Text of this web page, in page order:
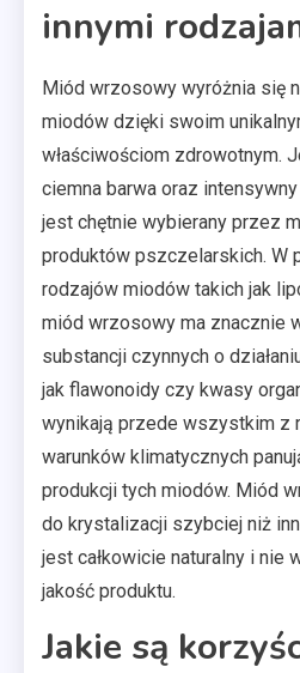
innymi
Miód wrzosowy wyróżnia się
miodów dzięki swoim
właściwościom zdrowotnym.
ciemna barwa oraz
jest chętnie wybierany przez
produktów pszczelarskich. W
rodzajów miodów takich jak
miód wrzosowy ma znacznie
substancji czynnych o
jak flawonoidy czy kwasy
wynikają przede wszystkim z
warunków klimatycznych
produkcji tych miodów. Miód
do krystalizacji szybciej niż
jest całkowicie naturalny i nie
jakość produktu.
Jakie są